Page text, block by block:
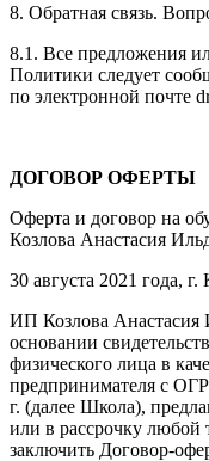
8. Обратная связь.
8.1. Все предложения
Политики следует
по электронной почте
ДОГОВОР ОФЕРТЫ
Оферта и договор на
Козлова Анастасия
30 августа 2021 года, г.
ИП Козлова Анастасия
основании
физического лица в
предпринимателя с
г. (далее Школа),
или в рассрочку любой
заключить Договор-